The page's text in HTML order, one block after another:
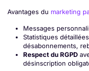
Avantages du marketing
Messages
Statistiques
désabonnements,
Respect du RGPD
désinscription